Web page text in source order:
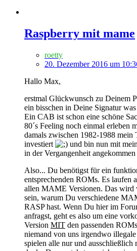
Raspberry mit mame
roetty
20. Dezember 2016 um
Hallo Max,
erstmal Glückwunsch zu Deinem
ein bisschen in Deine Signatur
Ein CAB ist schon eine schöne
80´s Feeling noch einmal erleben
damals zwischen 1982-1988 mein
investiert
und bin nun mit
in der Vergangenheit angekommen
Also... Du benötigst für ein
entsprechenden ROMs. Es laufen
allen MAME Versionen. Das wird
sein, warum Du verschiedene
RASP hast. Wenn Du hier im
anfragst, geht es also um eine
Version MIT den passenden
niemand von uns irgendwo
spielen alle nur und